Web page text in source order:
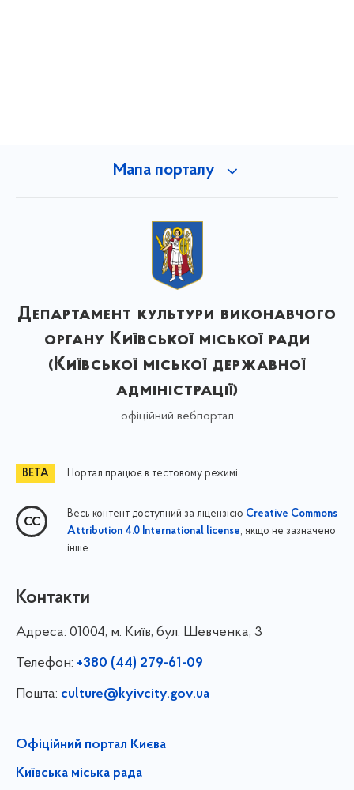
Мапа порталу
Департамент культури виконавчого
органу Київської міської ради
(Київської міської державної
адміністрації)
офіційний вебпортал
Портал працює в тестовому режимі
Весь контент доступний за ліцензією Creative Commons
Attribution 4.0 International license, якщо не зазначено
інше
Контакти
Адреса: 01004, м. Київ, бул. Шевченка, 3
Телефон: +380 (44) 279-61-09
Пошта: culture@kyivcity.gov.ua
Офіційний портал Києва
Київська міська рада